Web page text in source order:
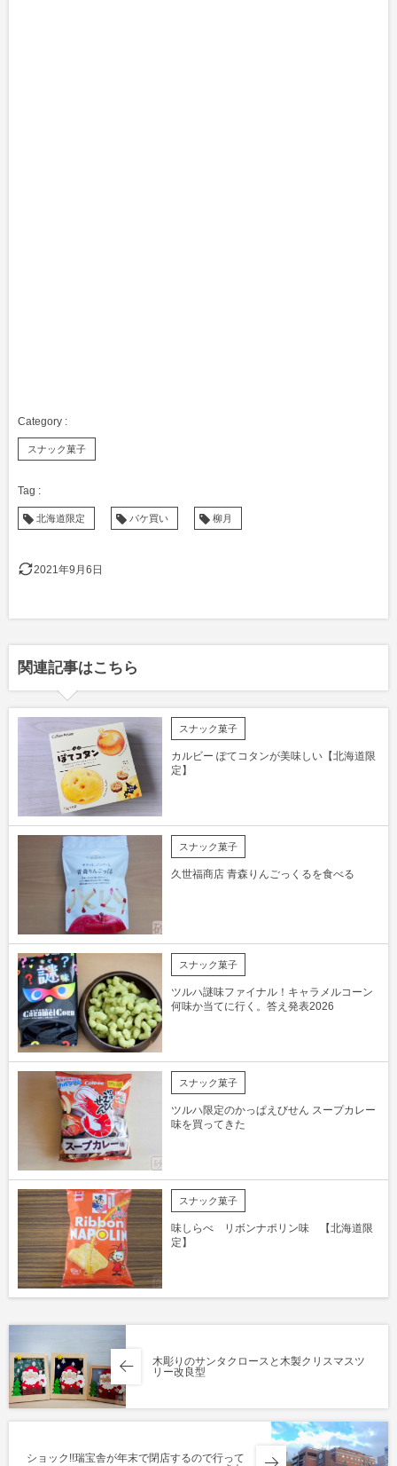
スナック菓子
北海道限定 パケ買い 柳月
2021年9月6日
関連記事はこちら
スナック菓子
カルビー ぽてコタンが美味しい【北海道限
定】
スナック菓子
久世福商店 青森りんごっくるを食べる
スナック菓子
ツルハ謎味ファイナル！キャラメルコーン
何味か当てに行く。答え発表2026
スナック菓子
ツルハ限定のかっぱえびせん スープカレー
味を買ってきた
スナック菓子
味しらべ リボンナポリン味 【北海道限
定】
木彫りのサンタクロースと木製クリスマスツ
リー改良型
ショック!!瑞宝舎が年末で閉店するので行って